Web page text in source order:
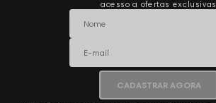
acesso a ofertas exclusivas
CADASTRAR AGORA